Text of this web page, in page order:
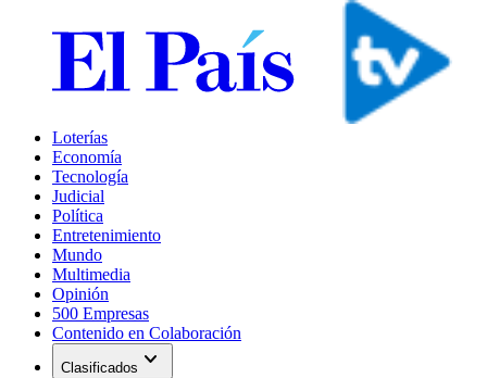
Loterías
Economía
Tecnología
Judicial
Política
Entretenimiento
Mundo
Multimedia
Opinión
500 Empresas
Contenido en Colaboración
Clasificados expand_more